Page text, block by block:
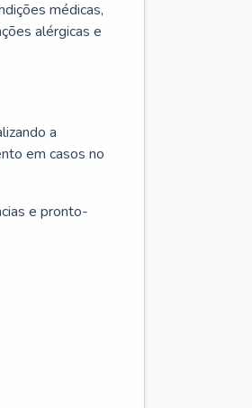
médicas,
alérgicas e
a
em casos no
e pronto-